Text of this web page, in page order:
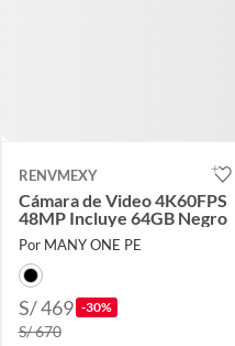
RENVMEXY
Cámara de Video 4K60FPS
48MP Incluye 64GB Negro
Por MANY ONE PE
S/ 469 -30%
S/ 670